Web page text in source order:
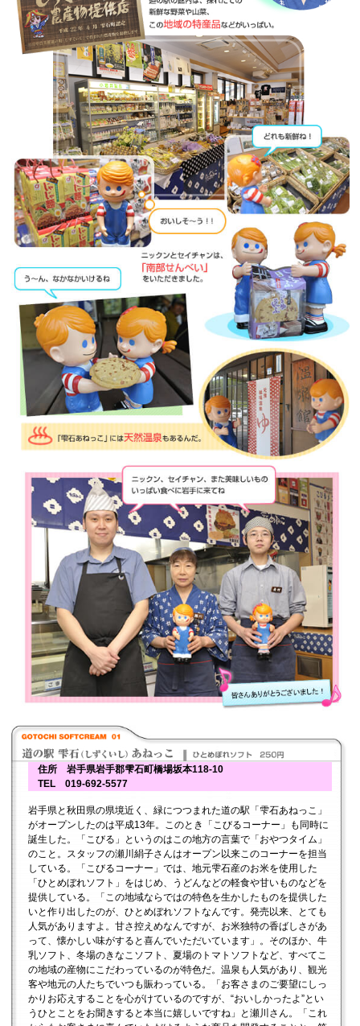
住所 岩手県岩手郡雫石町橋場坂本118-10
TEL 019-692-5577
岩手県と秋田県の県境近く、緑につつまれた道の駅「雫石あねっこ」
がオープンしたのは平成13年。このとき「こびるコーナー」も同時に
誕生した。「こびる」というのはこの地方の言葉で「おやつタイム」
のこと。スタッフの瀬川絹子さんはオープン以来このコーナーを担当
している。「こびるコーナー」では、地元雫石産のお米を使用した
「ひとめぼれソフト」をはじめ、うどんなどの軽食や甘いものなどを
提供している。「この地域ならではの特色を生かしたものを提供した
いと作り出したのが、ひとめぼれソフトなんです。発売以来、とても
人気がありますよ。甘さ控えめなんですが、お米独特の香ばしさがあ
って、懐かしい味がすると喜んでいただいています」。そのほか、牛
乳ソフト、冬場のきなこソフト、夏場のトマトソフトなど、すべてこ
の地域の産物にこだわっているのが特色だ。温泉も人気があり、観光
客や地元の人たちでいつも賑わっている。「お客さまのご要望にしっ
かりお応えすることを心がけているのですが、“おいしかったよ”とい
うひとことをお聞きすると本当に嬉しいですね」と瀬川さん。「これ